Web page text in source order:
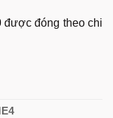
được đóng theo chi